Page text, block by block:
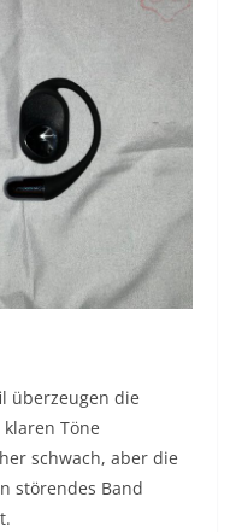
überzeugen die
Töne
schwach, aber die
störendes Band